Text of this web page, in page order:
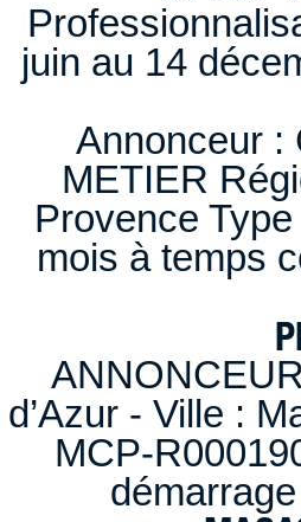
juin au 14
Annonceur :
METIER
Provence
mois à temps
d’Azur - Ville :
MCP-